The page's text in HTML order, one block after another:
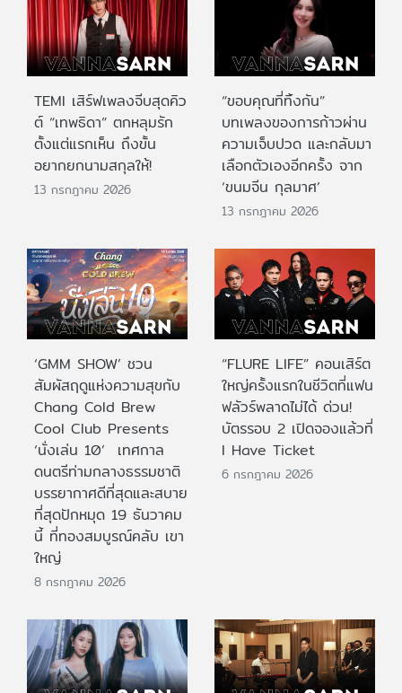
TEMI เสิร์ฟเพลงจีบสุดคิว
ต์ “เทพธิดา” ตกหลุมรัก
ตั้งแต่แรกเห็น ถึงขั้น
อยากยกนามสกุลให้!
13 กรกฎาคม 2026
“ขอบคุณที่ทิ้งกัน”
บทเพลงของการก้าวผ่าน
ความเจ็บปวด และกลับมา
เลือกตัวเองอีกครั้ง จาก
‘ขนมจีน กุลมาศ’
13 กรกฎาคม 2026
‘GMM SHOW’ ชวน
สัมผัสฤดูแห่งความสุขกับ
Chang Cold Brew
Cool Club Presents
‘นั่งเล่น 10’ เทศกาล
ดนตรีท่ามกลางธรรมชาติ
บรรยากาศดีที่สุดและสบาย
ที่สุดปักหมุด 19 ธันวาคม
นี้ ที่ทองสมบูรณ์คลับ เขา
ใหญ่
8 กรกฎาคม 2026
“FLURE LIFE” คอนเสิร์ต
ใหญ่ครั้งแรกในชีวิตที่แฟน
ฟลัวร์พลาดไม่ได้ ด่วน!
บัตรรอบ 2 เปิดจองแล้วที่
I Have Ticket
6 กรกฎาคม 2026